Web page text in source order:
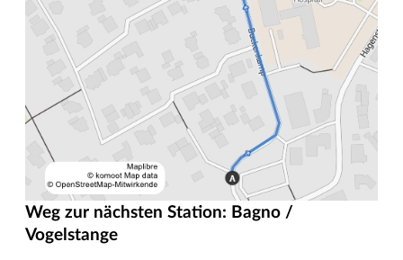
Weg zur nächsten Station: Bagno /
Vogelstange